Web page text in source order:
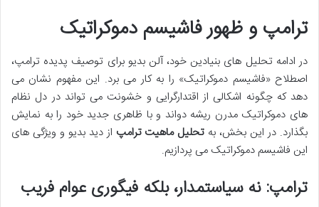
ترامپ و ظهور فاشیسم دموکراتیک
در ادامه تحلیل های بنیادین خود، آلن بدیو برای توصیف پدیده ترامپ،
اصطلاح «فاشیسم دموکراتیک» را به کار می برد. این مفهوم نشان می
دهد که چگونه اشکالی از اقتدارگرایی و خشونت می تواند در دل نظام
های دموکراتیک مدرن ریشه دواند و با ظاهری جدید خود را به نمایش
بگذارد. در این بخش، به تحلیل ماهیت ترامپ از دید بدیو و ویژگی های
این فاشیسم دموکراتیک می پردازیم.
ترامپ: نه سیاستمدار، بلکه فیگوری عوام فریب